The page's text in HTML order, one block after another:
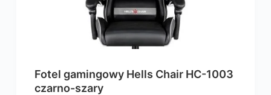
Fotel gamingowy Hells Chair HC-1003
czarno-szary